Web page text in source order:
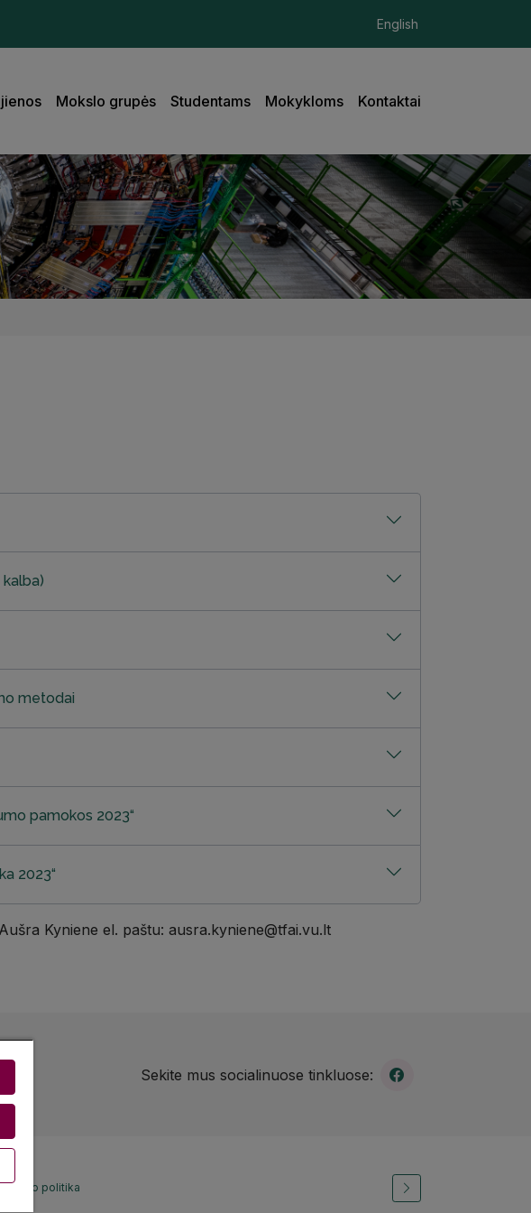
English
Mokslo grupės Studentams Mokykloms Kontaktai
metodai
pamokos 2023“
2023“
Kyniene el. paštu: ausra.kyniene@tfai.vu.lt
Sekite mus socialinuose tinkluose:
politika